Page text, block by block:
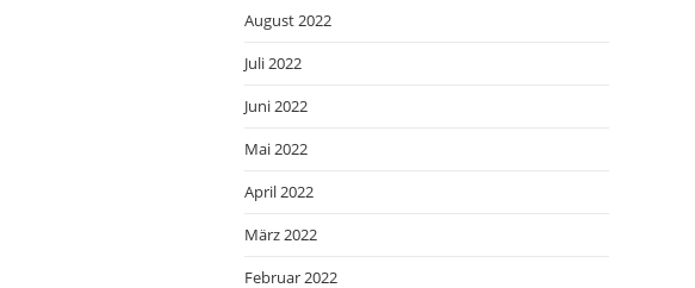
August 2022
Juli 2022
Juni 2022
Mai 2022
April 2022
März 2022
Februar 2022